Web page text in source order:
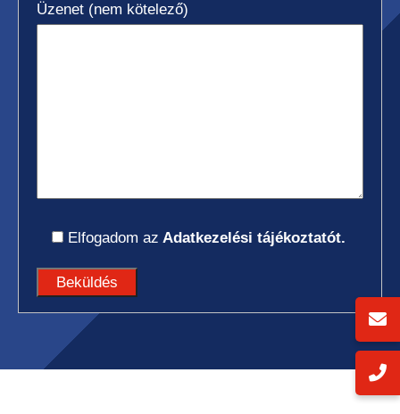
Üzenet (nem kötelező)
Elfogadom az Adatkezelési tájékoztatót.